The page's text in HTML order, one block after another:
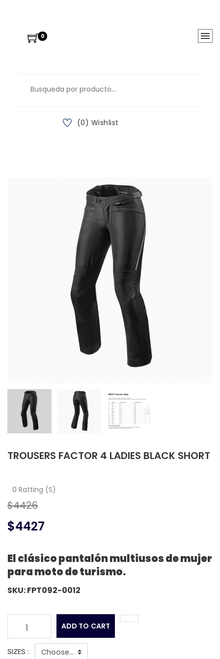
0
(0) Wishlist
TROUSERS FACTOR 4 LADIES BLACK SHORT
0 Ratting (S)
$4426
$4427
El clásico pantalón multiusos de mujer
para moto de turismo.
SKU: FPT092-0012
1 ADD TO CART
SIZES :